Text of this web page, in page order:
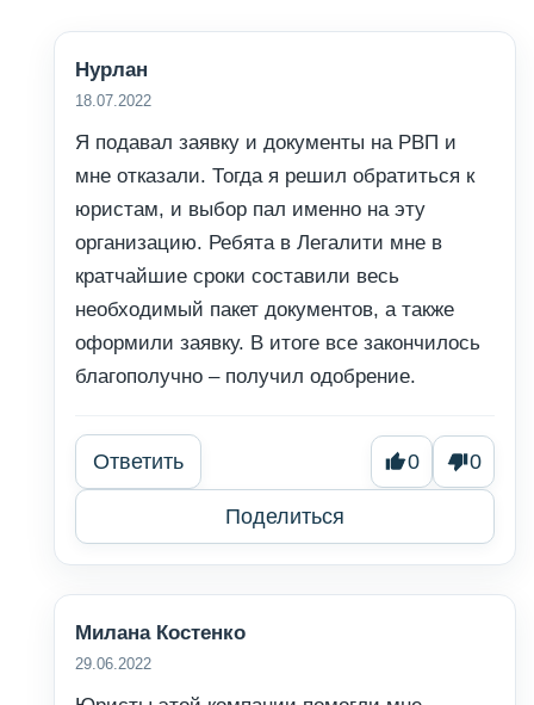
Нурлан
18.07.2022
Я подавал заявку и документы на РВП и
мне отказали. Тогда я решил обратиться к
юристам, и выбор пал именно на эту
организацию. Ребята в Легалити мне в
кратчайшие сроки составили весь
необходимый пакет документов, а также
оформили заявку. В итоге все закончилось
благополучно – получил одобрение.
Ответить 0 0
Поделиться
Милана Костенко
29.06.2022